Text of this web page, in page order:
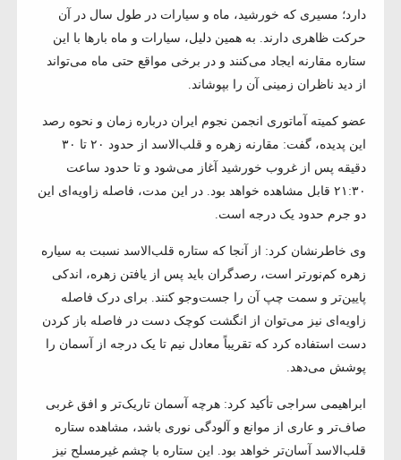
دارد؛ مسیری که خورشید، ماه و سیارات در طول سال در آن
حرکت ظاهری دارند. به همین دلیل، سیارات و ماه بارها با این
ستاره مقارنه ایجاد می‌کنند و در برخی مواقع حتی ماه می‌تواند
از دید ناظران زمینی آن را بپوشاند.
عضو کمیته آماتوری انجمن نجوم ایران درباره زمان و نحوه رصد
این پدیده، گفت: مقارنه زهره و قلب‌الاسد از حدود ۲۰ تا ۳۰
دقیقه پس از غروب خورشید آغاز می‌شود و تا حدود ساعت
۲۱:۳۰ قابل مشاهده خواهد بود. در این مدت، فاصله زاویه‌ای این
دو جرم حدود یک درجه است.
وی خاطرنشان کرد: از آنجا که ستاره قلب‌الاسد نسبت به سیاره
زهره کم‌نورتر است، رصدگران باید پس از یافتن زهره، اندکی
پایین‌تر و سمت چپ آن را جست‌وجو کنند. برای درک فاصله
زاویه‌ای نیز می‌توان از انگشت کوچک دست در فاصله باز کردن
دست استفاده کرد که تقریباً معادل نیم تا یک درجه از آسمان را
پوشش می‌دهد.
ابراهیمی سراجی تأکید کرد: هرچه آسمان تاریک‌تر و افق غربی
صاف‌تر و عاری از موانع و آلودگی نوری باشد، مشاهده ستاره
قلب‌الاسد آسان‌تر خواهد بود. این ستاره با چشم غیرمسلح نیز